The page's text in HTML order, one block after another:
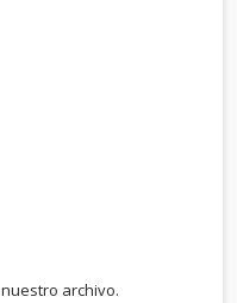
archivo.